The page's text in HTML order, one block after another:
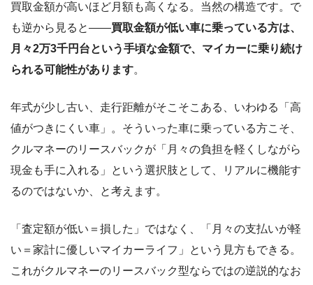
買取金額が高いほど月額も高くなる。当然の構造です。で
も逆から見ると――買取金額が低い車に乗っている方は、
月々2万3千円台という手頃な金額で、マイカーに乗り続け
られる可能性があります。
年式が少し古い、走行距離がそこそこある、いわゆる「高
値がつきにくい車」。そういった車に乗っている方こそ、
クルマネーのリースバックが「月々の負担を軽くしながら
現金も手に入れる」という選択肢として、リアルに機能す
るのではないか、と考えます。
「査定額が低い＝損した」ではなく、「月々の支払いが軽
い＝家計に優しいマイカーライフ」という見方もできる。
これがクルマネーのリースバック型ならではの逆説的なお